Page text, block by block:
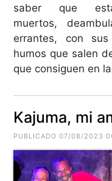
saber que
muertos,
errantes, con
humos que salen
que consiguen en
Kajuma, mi
PUBLICADO 07/08/2023